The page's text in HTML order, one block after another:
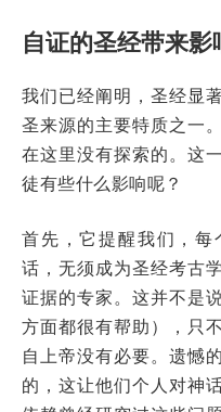
自证的圣经带来影
我们已经阐明，圣经显
圣来源的主要特质之一
在这里没有探索的。这
徒有些什么影响呢？
首先，它提醒我们，每
话，无须成为圣经考古
证据的专家。这并不是
方面都很有帮助），只
自上帝没有必要。遗憾
的，这让他们个人对神